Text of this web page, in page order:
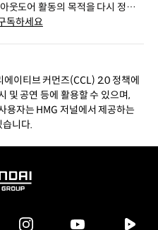
웃도어 활동의 목적을 다시 정의
레이 1인승 밴
독하세요
이티브 커먼즈(CCL) 2.0 정책에
및 공연 등에 활용할 수 있으며,
용자는 HMG 저널에서 제공하는
습니다.